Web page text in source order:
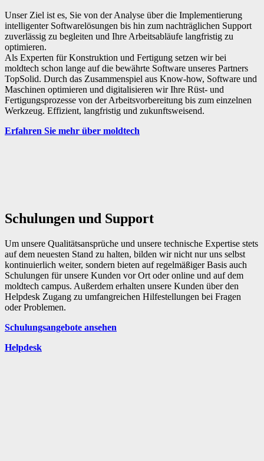
Unser Ziel ist es, Sie von der Analyse über die Implementierung
intelligenter Softwarelösungen bis hin zum nachträglichen Support
zuverlässig zu begleiten und Ihre Arbeitsabläufe langfristig zu
optimieren.
Als Experten für Konstruktion und Fertigung setzen wir bei
moldtech schon lange auf die bewährte Software unseres Partners
TopSolid. Durch das Zusammenspiel aus Know-how, Software und
Maschinen optimieren und digitalisieren wir Ihre Rüst- und
Fertigungsprozesse von der Arbeitsvorbereitung bis zum einzelnen
Werkzeug. Effizient, langfristig und zukunftsweisend.
Erfahren Sie mehr über moldtech
Schulungen und Support
Um unsere Qualitätsansprüche und unsere technische Expertise stets
auf dem neuesten Stand zu halten, bilden wir nicht nur uns selbst
kontinuierlich weiter, sondern bieten auf regelmäßiger Basis auch
Schulungen für unsere Kunden vor Ort oder online und auf dem
moldtech campus. Außerdem erhalten unsere Kunden über den
Helpdesk Zugang zu umfangreichen Hilfestellungen bei Fragen
oder Problemen.
Schulungsangebote ansehen
Helpdesk